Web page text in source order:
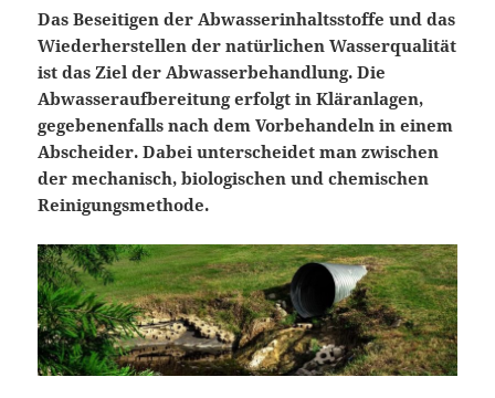
Das Beseitigen der Abwasserinhaltsstoffe und das
Wiederherstellen der natürlichen Wasserqualität
ist das Ziel der Abwasserbehandlung. Die
Abwasseraufbereitung erfolgt in Kläranlagen,
gegebenenfalls nach dem Vorbehandeln in einem
Abscheider. Dabei unterscheidet man zwischen
der mechanisch, biologischen und chemischen
Reinigungsmethode.